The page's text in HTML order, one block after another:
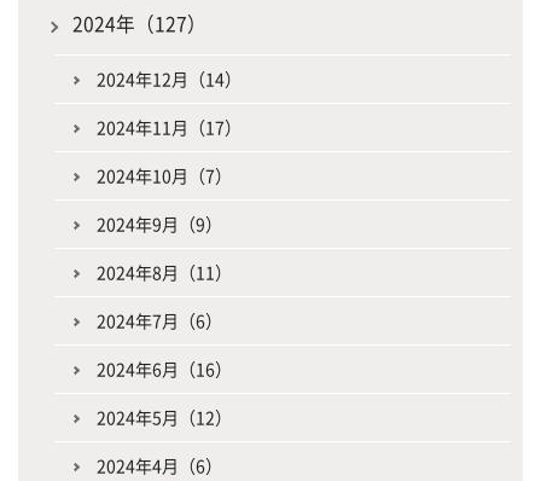
2024年（127）
2024年12月（14）
2024年11月（17）
2024年10月（7）
2024年9月（9）
2024年8月（11）
2024年7月（6）
2024年6月（16）
2024年5月（12）
2024年4月（6）